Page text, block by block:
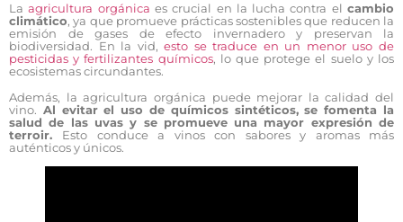
Laagricultura orgánica es crucial en la lucha contra elcambio
climático, ya que promueve prácticas sostenibles que reducen la
emisión de gases de efecto invernadero y preservan la
biodiversidad. En la vid,esto se traduce en un menor uso de
pesticidas y fertilizantes químicos, lo que protege el suelo y los
ecosistemas circundantes.
Además, la agricultura orgánica puede mejorar la calidad del
vino. Al evitar el uso de químicos sintéticos, se fomenta la
salud de las uvas y se promueve una mayor expresión de
terroir. Esto conduce a vinos con sabores y aromas más
auténticos y únicos.